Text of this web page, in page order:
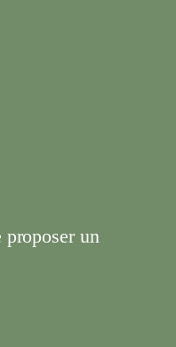
un